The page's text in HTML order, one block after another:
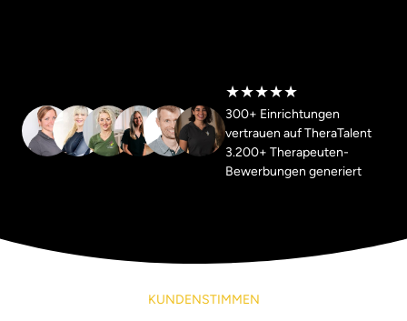
★★★★★
300+ Einrichtungen
vertrauen auf TheraTalent
3.200+ Therapeuten-
Bewerbungen generiert
KUNDENSTIMMEN